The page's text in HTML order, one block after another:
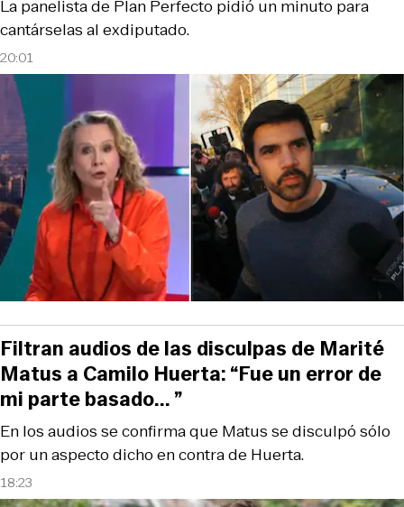
20:01
La panelista de Plan Perfecto pidió un minuto para
cantárselas al exdiputado.
18:23
En los audios se confirma que Matus se disculpó sólo
por un aspecto dicho en contra de Huerta.
Filtran audios de las disculpas de Marité
Matus a Camilo Huerta: “Fue un error de
mi parte basado... ”